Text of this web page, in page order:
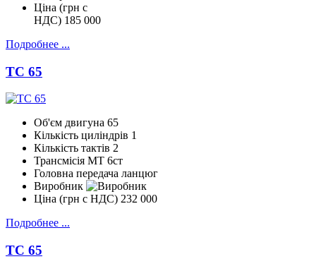
Ціна (грн с
НДС) 185 000
Подробнее ...
TC 65
Об'єм двигуна 65
Кількість циліндрів 1
Кількість тактів 2
Трансмісія МТ 6ст
Головна передача ланцюг
Виробник
Ціна (грн с НДС) 232 000
Подробнее ...
TC 65